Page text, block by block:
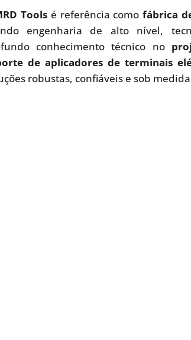
Tools é referência comofábrica
engenharia de alto nível,
conhecimento técnico no
de aplicadores de terminais
robustas, confiáveis e sob